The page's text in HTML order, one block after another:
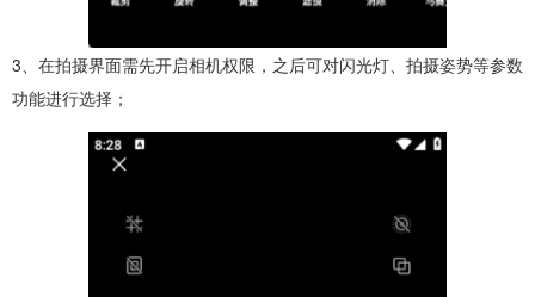
3、在拍摄界面需先开启相机权限，之后可对闪光灯、拍摄姿势等参数
功能进行选择；